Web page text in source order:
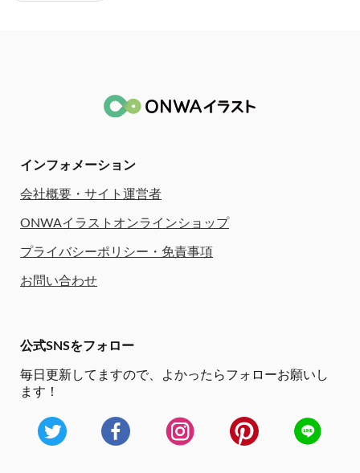
インフォメーション
会社概要・サイト運営者
ONWAイラストオンラインショップ
プライバシーポリシー・免責事項
お問い合わせ
公式SNSをフォロー
毎日更新してますので、
よかったらフォローお願いし
ます！